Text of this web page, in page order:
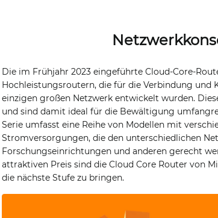
Die im Frühjahr 2023 eingeführte Cloud-Core-
Hochleistungsroutern, die für die Verbindung und
einzigen großen Netzwerk entwickelt wurden.
und sind damit ideal für die Bewältigung
Serie umfasst eine Reihe von Modellen mit
Stromversorgungen, die den unterschiedlichen
Forschungseinrichtungen und anderen gerecht
attraktiven Preis sind die Cloud Core Router von
die nächste Stufe zu bringen.